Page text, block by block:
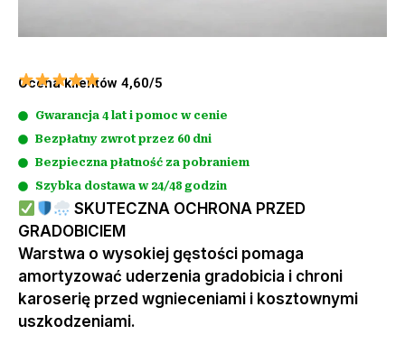
Ocena klientów 4,60/5
Gwarancja 4 lat i pomoc w cenie
Bezpłatny zwrot przez 60 dni
Bezpieczna płatność za pobraniem
Szybka dostawa w 24/48 godzin
SKUTECZNA OCHRONA PRZED
GRADOBICIEM
Warstwa o wysokiej gęstości pomaga
amortyzować uderzenia gradobicia i chroni
karoserię przed wgnieceniami i kosztownymi
uszkodzeniami.